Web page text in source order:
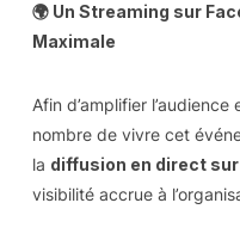
🌍 Un Streaming sur
Maximale
Afin d’amplifier
nombre de vivre cet
la diffusion en direct
visibilité accrue à